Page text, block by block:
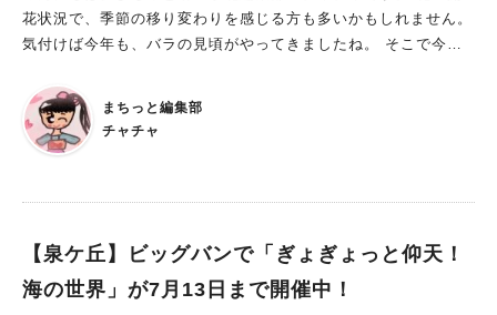
花状況で、季節の移り変わりを感じる方も多いかもしれません。
気付けば今年も、バラの見頃がやってきましたね。 そこで今回
す！ 2025 Rose de maiが開催中！ 期間：2025年5月10日
（土）～5月31日（土） 場所：浜寺公園 ばら庭園 時間：10:00
～16:30 ※ばら庭園の通常の開門時間 休園日：5月は休園日なし
ならではの眺めが広がっています。 園内を彩るのは、日本に古
種6,000株！ 水車の音、古民家風の佇まいの休憩所など、日本庭
まちっと編集部
チャチャ
【泉ケ丘】ビッグバンで「ぎょぎょっと仰天！
海の世界」が7月13日まで開催中！